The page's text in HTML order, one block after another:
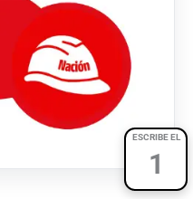
ESCRIBE EL
1